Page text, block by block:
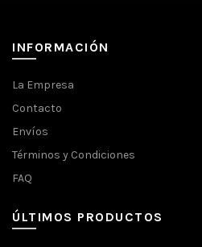
INFORMACIÓN
La Empresa
Contacto
Envíos
Términos y Condiciones
FAQ
ÚLTIMOS PRODUCTOS